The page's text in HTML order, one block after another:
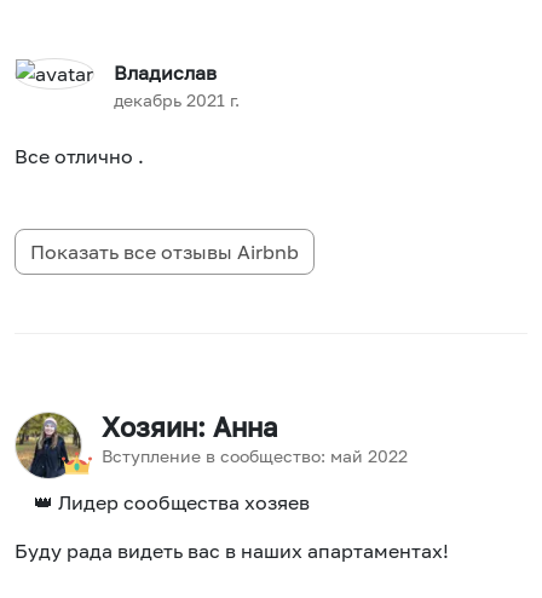
Владислав
декабрь 2021 г.
Все отлично .
Показать все отзывы Airbnb
Хозяин: Анна
Вступление в сообщество: май 2022
👑 Лидер сообщества хозяев
Буду рада видеть вас в наших апартаментах!